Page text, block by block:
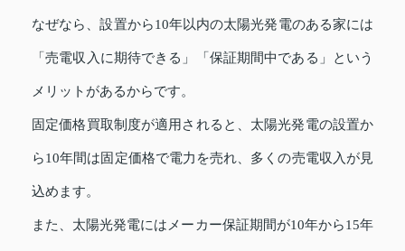
なぜなら、設置から10年以内の太陽光発電のある家には
「売電収入に期待できる」「保証期間中である」という
メリットがあるからです。
固定価格買取制度が適用されると、太陽光発電の設置か
ら10年間は固定価格で電力を売れ、多くの売電収入が見
込めます。
また、太陽光発電にはメーカー保証期間が10年から15年